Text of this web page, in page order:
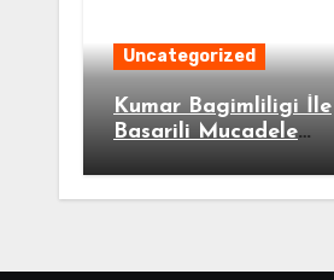
Uncategorized
Kumar Bagimliligi İle
Basarili Mucadele